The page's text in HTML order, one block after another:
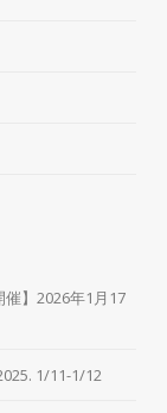
催】2026年1月17
1/11-1/12